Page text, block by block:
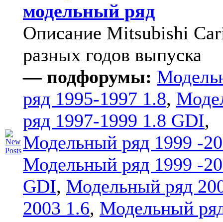
модельный ряд
Описание Mitsubishi
разных годов выпуска
— подфорумы:
ряд 1995-1997 1.8,
ряд 1997-1999 1.8 GDI,
Модельный ряд 1999 -
Модельный ряд 1999 -
GDI, Модельный ряд
2003 1.6, Модельный